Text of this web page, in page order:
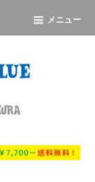
メニュー